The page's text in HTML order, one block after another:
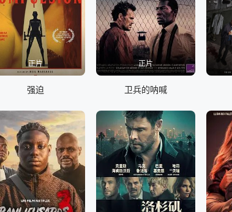
正片
强迫
正片
卫兵的呐喊